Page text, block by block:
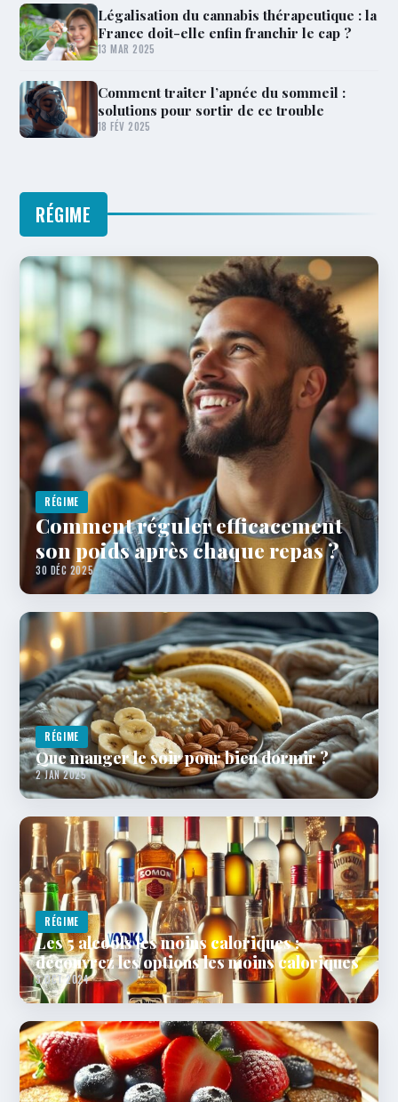
Légalisation du cannabis thérapeutique : la
France doit-elle enfin franchir le cap ?
13 MAR 2025
Comment traiter l’apnée du sommeil :
solutions pour sortir de ce trouble
18 FÉV 2025
RÉGIME
RÉGIME
Comment réguler efficacement
son poids après chaque repas ?
30 DÉC 2025
RÉGIME
Que manger le soir pour bien dormir ?
2 JAN 2025
RÉGIME
Les 5 alcools les moins caloriques :
découvrez les options les moins caloriques
3 OCT 2024